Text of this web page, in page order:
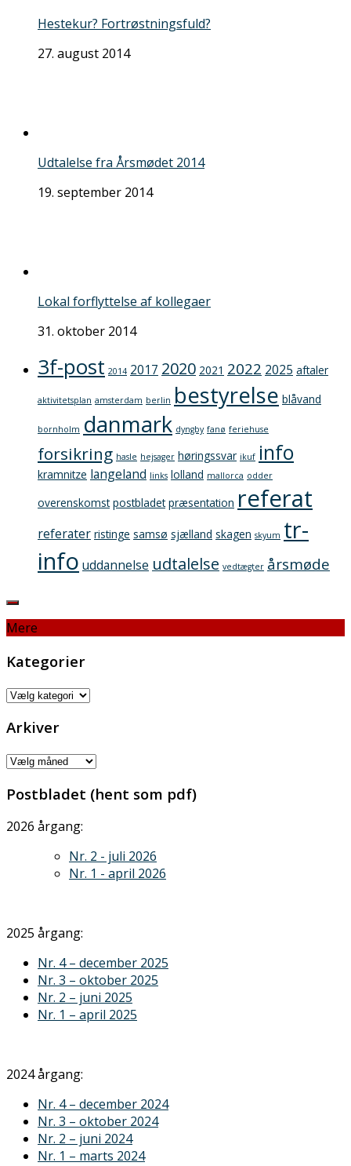
Hestekur? Fortrøstningsfuld?
27. august 2014
Udtalelse fra Årsmødet 2014
19. september 2014
Lokal forflyttelse af kollegaer
31. oktober 2014
3f-post 2014 2017 2020 2021 2022 2025 aftaler
aktivitetsplan amsterdam berlin bestyrelse blåvand
bornholm danmark dyngby fanø feriehuse
forsikring hasle hejsager høringssvar ikuf info
kramnitze langeland links lolland mallorca odder
overenskomst postbladet præsentation referat
referater ristinge samsø sjælland skagen skyum tr-
info uddannelse udtalelse vedtægter årsmøde
Mere
Kategorier
Kategorier
Arkiver
Arkiver
Postbladet (hent som pdf)
2026 årgang:
Nr. 2 - juli 2026
Nr. 1 - april 2026
2025 årgang:
Nr. 4 – december 2025
Nr. 3 – oktober 2025
Nr. 2 – juni 2025
Nr. 1 – april 2025
2024 årgang:
Nr. 4 – december 2024
Nr. 3 – oktober 2024
Nr. 2 – juni 2024
Nr. 1 – marts 2024